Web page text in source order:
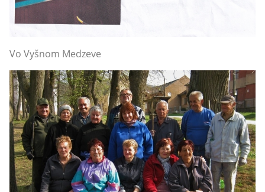
Vo Vyšnom Medzeve